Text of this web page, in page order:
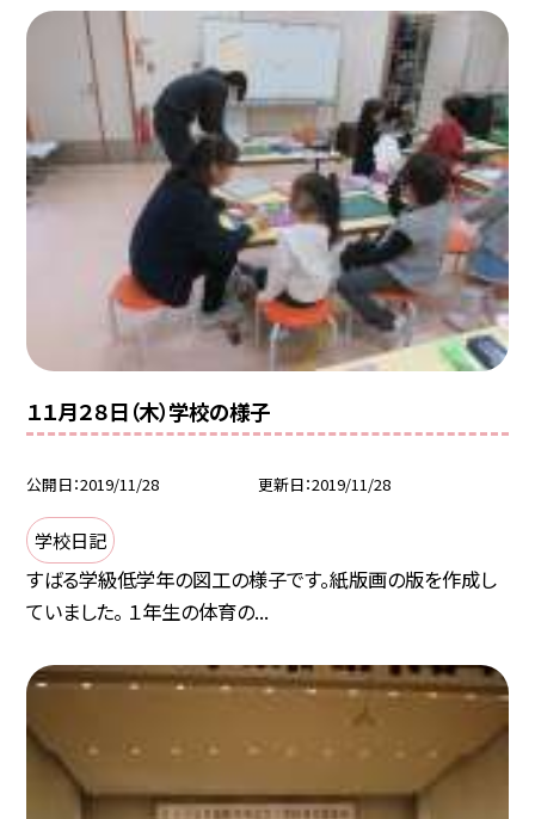
１１月２８日（木）学校の様子
公開日 2019/11/28 更新日 2019/11/28
学校日記
すばる学級低学年の図工の様子です。紙版画の版を作成し
ていました。 １年生の体育の...